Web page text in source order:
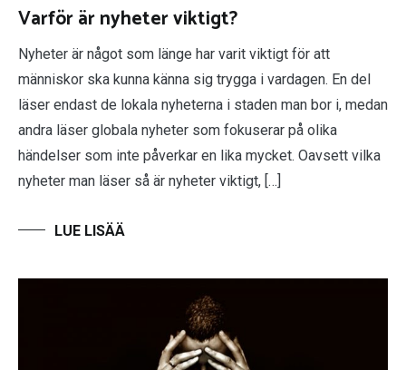
Varför är nyheter viktigt?
Nyheter är något som länge har varit viktigt för att
människor ska kunna känna sig trygga i vardagen. En del
läser endast de lokala nyheterna i staden man bor i, medan
andra läser globala nyheter som fokuserar på olika
händelser som inte påverkar en lika mycket. Oavsett vilka
nyheter man läser så är nyheter viktigt, […]